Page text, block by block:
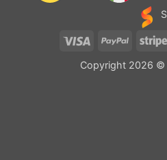
Visa PayPal
Copyright 2026 ©